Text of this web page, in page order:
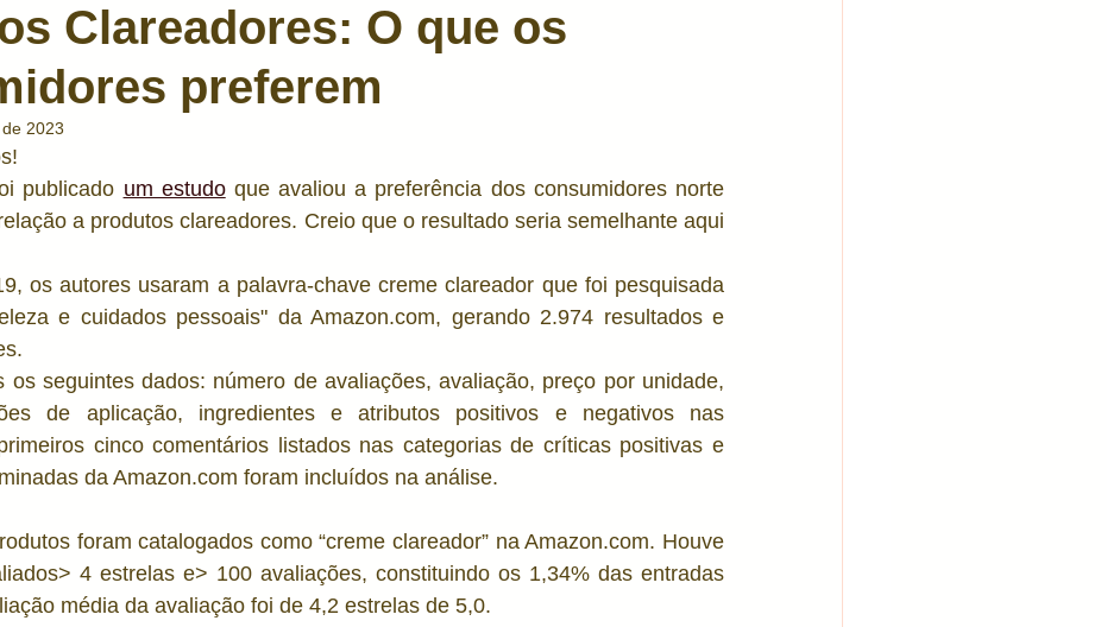
Ingredientes cosméticos Microbioma e Pele
C
Clareadores: O que os
preferem
2023
publicado um estudo que avaliou a preferência dos consumidores norte
a produtos clareadores. Creio que o resultado seria semelhante aqui
os autores usaram a palavra-chave creme clareador que foi pesquisada
e cuidados pessoais" da Amazon.com, gerando 2.974 resultados e
os seguintes dados: número de avaliações, avaliação, preço por unidade,
de aplicação, ingredientes e atributos positivos e negativos nas
cinco comentários listados nas categorias de críticas positivas e
da Amazon.com foram incluídos na análise.
foram catalogados como “creme clareador” na Amazon.com. Houve
4 estrelas e> 100 avaliações, constituindo os 1,34% das entradas
média da avaliação foi de 4,2 estrelas de 5,0.